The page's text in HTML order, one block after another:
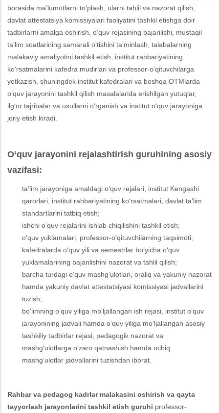
borasida ma’lumotlarni to‘plash, ularni tahlil va nazorat qilish,
davlat attestatsiya komissiyalari faoliyatini tashkil etishga doir
tadbirlarni amalga oshirish, o‘quv rejasining bajarilishi, mustaqil
ta’lim soatlarining samarali o‘tishini ta’minlash, talabalarning
malakaviy amaliyotini tashkil etish, institut rahbariyatining
ko‘rsatmalarini kafedra mudirlari va professor-o‘qituvchilarga
yetkazish, shuningdek institut kafedralari va boshqa OTMlarda
o‘quv jarayonini tashkil qilish masalalarida erishilgan yutuqlar,
ilg‘or tajribalar va usullarni o‘rganish va institut o‘quv jarayoniga
joriy etish kiradi.
O‘quv jarayonini rejalashtirish guruhining asosiy
vazifasi:
ta’lim jarayoniga amaldagi o‘quv rejalari, institut Kengashi
qarorlari, institut rahbariyatining ko‘rsatmalari, davlat ta’lim
standartlarini tatbiq etish;
ishchi o‘quv rejalarini ishlab chiqilishini tashkil etish;
o‘quv yuklamalari, professor-o‘qituvchilarning taqsimoti;
kafedralarda o‘quv yili va semestrlar bo‘yicha o‘quv
yuklamalarining bajarilishini nazorat va tahlil qilish;
barcha turdagi o‘quv mashg‘ulotlari, oraliq va yakuniy nazorat
hamda yakuniy davlat attestatsiyasi komissiyasi jadvallarini
tuzish;
bo‘limning o‘quv yiliga mo‘ljallangan ish rejasi, institut o‘quv
jarayonining jadvali hamda o‘quv yiliga mo‘ljallangan asosiy
tashkiliy tadbirlar rejasi, pedagogik nazorat va
mashg‘ulotlarga o‘zaro qatnashish hamda ochiq
mashg‘ulotlar jadvallarini tuzishdan iborat.
Rahbar va pedagog kadrlar malakasini oshirish va qayta
tayyorlash jarayonlarini tashkil etish guruhi professor-